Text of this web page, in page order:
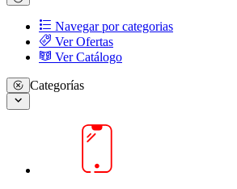
Navegar por categorias
Ver Ofertas
Ver Catálogo
Categorías